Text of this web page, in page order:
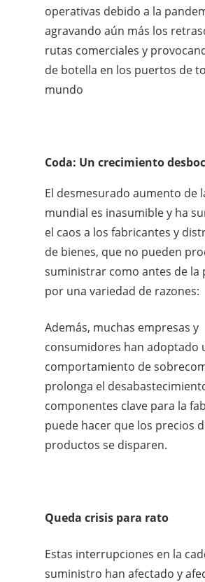
operativas debido a la
agravando aún más los
rutas comerciales y
de botella en los puertos de
mundo
Coda: Un crecimiento
El desmesurado aumento de
mundial es inasumible y ha
el caos a los fabricantes y
de bienes, que no pueden
suministrar como antes de la
por una variedad de razones:
Además, muchas empresas y
consumidores han adoptado
comportamiento de
prolonga el
componentes clave para la
puede hacer que los precios
productos se disparen.
Queda crisis para rato
Estas interrupciones en la
suministro han afectado y